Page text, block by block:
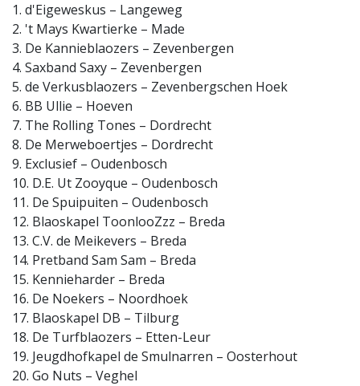
1. d'Eigeweskus – Langeweg
2. 't Mays Kwartierke – Made
3. De Kannieblaozers – Zevenbergen
4. Saxband Saxy – Zevenbergen
5. de Verkusblaozers – Zevenbergschen Hoek
6. BB Ullie – Hoeven
7. The Rolling Tones – Dordrecht
8. De Merweboertjes – Dordrecht
9. Exclusief – Oudenbosch
10. D.E. Ut Zooyque – Oudenbosch
11. De Spuipuiten – Oudenbosch
12. Blaoskapel ToonlooZzz – Breda
13. C.V. de Meikevers – Breda
14. Pretband Sam Sam – Breda
15. Kennieharder – Breda
16. De Noekers – Noordhoek
17. Blaoskapel DB – Tilburg
18. De Turfblaozers – Etten-Leur
19. Jeugdhofkapel de Smulnarren – Oosterhout
20. Go Nuts – Veghel